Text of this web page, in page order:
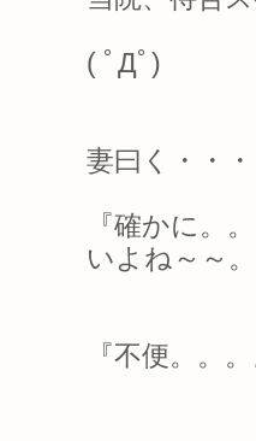
( ﾟДﾟ)
妻曰く・・・
『確かに。
いよね～～
『不便。。